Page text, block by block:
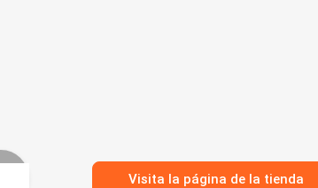
Visita la página de la tienda